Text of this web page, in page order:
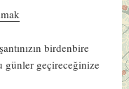
birdenbire
günler geçireceğinize